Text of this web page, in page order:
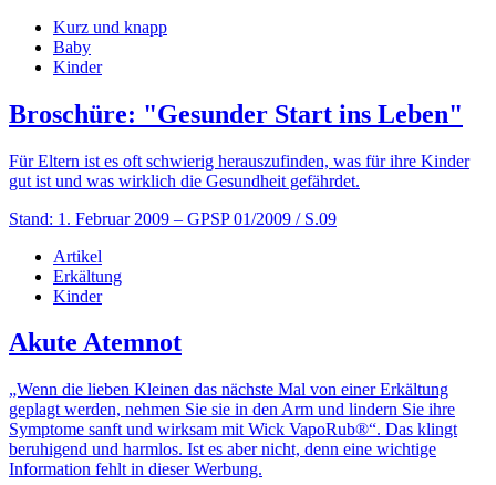
Kurz und knapp
Baby
Kinder
Broschüre: "Gesunder Start ins Leben"
Für Eltern ist es oft schwierig herauszufinden, was für ihre Kinder
gut ist und was wirklich die Gesundheit gefährdet.
Stand: 1. Februar 2009 – GPSP 01/2009 / S.09
Artikel
Erkältung
Kinder
Akute Atemnot
„Wenn die lieben Kleinen das nächste Mal von einer Erkältung
geplagt werden, nehmen Sie sie in den Arm und lindern Sie ihre
Symptome sanft und wirksam mit Wick VapoRub®“. Das klingt
beruhigend und harmlos. Ist es aber nicht, denn eine wichtige
Information fehlt in dieser Werbung.